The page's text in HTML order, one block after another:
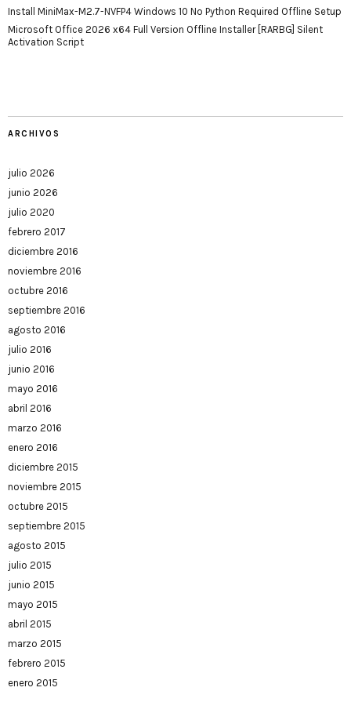
Install MiniMax-M2.7-NVFP4 Windows 10 No Python Required Offline Setup
Microsoft Office 2026 x64 Full Version Offline Installer [RARBG] Silent
Activation Script
ARCHIVOS
julio 2026
junio 2026
julio 2020
febrero 2017
diciembre 2016
noviembre 2016
octubre 2016
septiembre 2016
agosto 2016
julio 2016
junio 2016
mayo 2016
abril 2016
marzo 2016
enero 2016
diciembre 2015
noviembre 2015
octubre 2015
septiembre 2015
agosto 2015
julio 2015
junio 2015
mayo 2015
abril 2015
marzo 2015
febrero 2015
enero 2015